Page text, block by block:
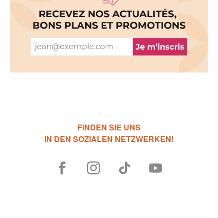
FINDEN SIE UNS
IN DEN SOZIALEN NETZWERKEN!